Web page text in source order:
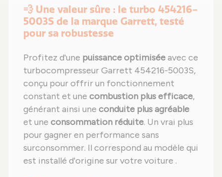
💨 Une valeur sûre : le turbo 454216-
5003S de la marque Garrett, testé
pour sa robustesse
Profitez d'une puissance optimiséeavec ce
turbocompresseur Garrett 454216-5003S,
conçu pour offrir un fonctionnement
constant et une combustion plus efficace,
générant ainsi une conduite plus agréable
et une consommation réduite. Un vrai plus
pour gagner en performance sans
surconsommer. Il correspond au modèle qui
est installé d'origine sur votre voiture .